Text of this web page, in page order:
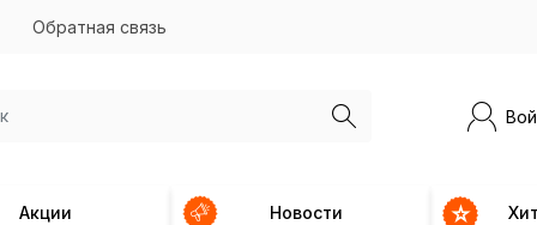
Обратная связь
Акции Новости